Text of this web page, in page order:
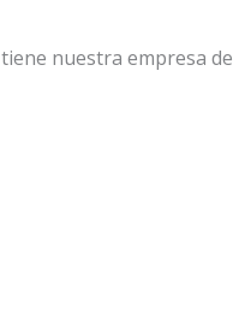
nuestra empresa de